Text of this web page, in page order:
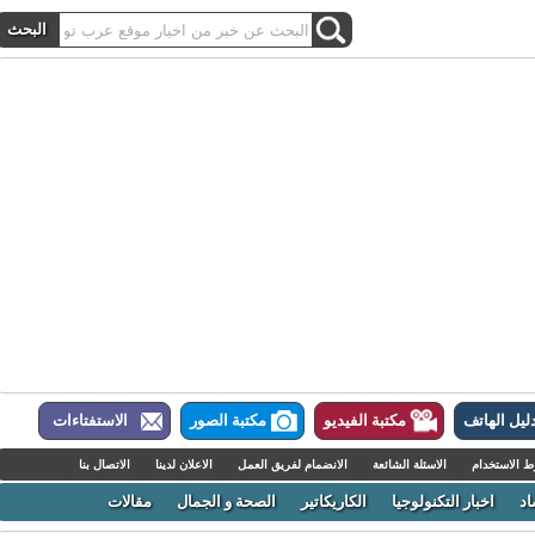
الهاتف مكتبة الفيديو مكتبة الصور الاستفتاءات
الاسئلة الشائعة الانضمام لفريق العمل الاعلان لدينا الاتصال بنا
اخبار التكنولوجيا الكاريكاتير الصحة و الجمال مقالات